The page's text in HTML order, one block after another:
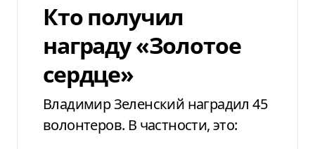
Кто получил
награду «Золотое
сердце»
Владимир Зеленский наградил 45
волонтеров. В частности, это: